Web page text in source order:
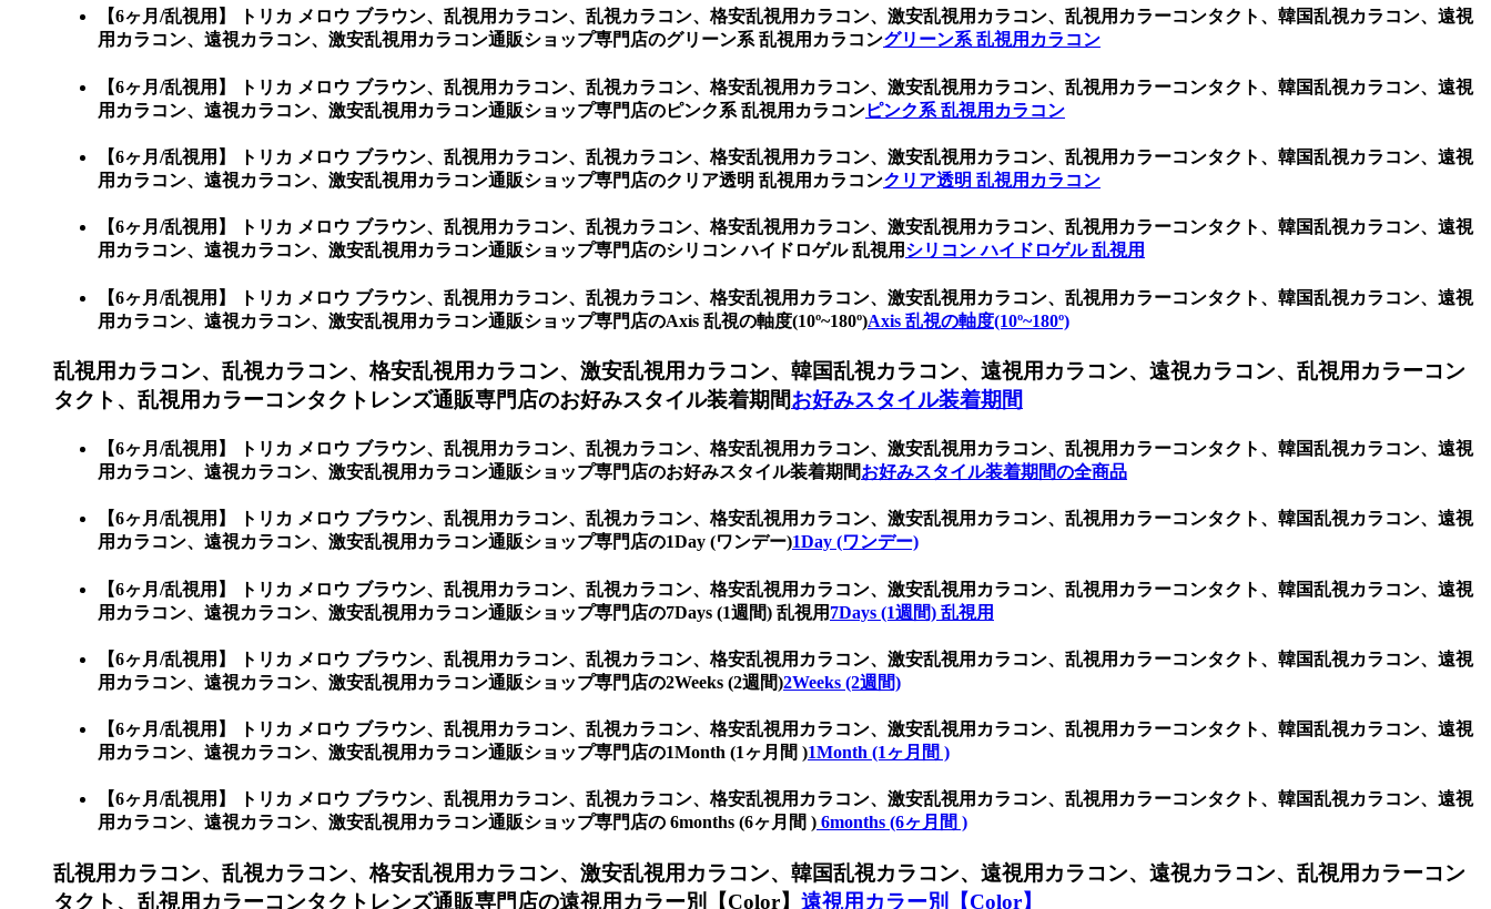
【6ヶ月/乱視用】 トリカ メロウ ブラウン、乱視用カラコン、乱視カラコン、格安乱視用カラコン、激安乱視用カラコン、乱視用カラーコンタクト、韓国乱視カラコン、遠視
用カラコン、遠視カラコン、激安乱視用カラコン通販ショップ専門店のグリーン系 乱視用カラコングリーン系 乱視用カラコン
【6ヶ月/乱視用】 トリカ メロウ ブラウン、乱視用カラコン、乱視カラコン、格安乱視用カラコン、激安乱視用カラコン、乱視用カラーコンタクト、韓国乱視カラコン、遠視
用カラコン、遠視カラコン、激安乱視用カラコン通販ショップ専門店のピンク系 乱視用カラコンピンク系 乱視用カラコン
【6ヶ月/乱視用】 トリカ メロウ ブラウン、乱視用カラコン、乱視カラコン、格安乱視用カラコン、激安乱視用カラコン、乱視用カラーコンタクト、韓国乱視カラコン、遠視
用カラコン、遠視カラコン、激安乱視用カラコン通販ショップ専門店のクリア透明 乱視用カラコンクリア透明 乱視用カラコン
【6ヶ月/乱視用】 トリカ メロウ ブラウン、乱視用カラコン、乱視カラコン、格安乱視用カラコン、激安乱視用カラコン、乱視用カラーコンタクト、韓国乱視カラコン、遠視
用カラコン、遠視カラコン、激安乱視用カラコン通販ショップ専門店のシリコン ハイドロゲル 乱視用 シリコン ハイドロゲル 乱視用
【6ヶ月/乱視用】 トリカ メロウ ブラウン、乱視用カラコン、乱視カラコン、格安乱視用カラコン、激安乱視用カラコン、乱視用カラーコンタクト、韓国乱視カラコン、遠視
用カラコン、遠視カラコン、激安乱視用カラコン通販ショップ専門店のAxis 乱視の軸度(10º~180º)Axis 乱視の軸度(10º~180º)
乱視用カラコン、乱視カラコン、格安乱視用カラコン、激安乱視用カラコン、韓国乱視カラコン、遠視用カラコン、遠視カラコン、乱視用カラーコン
タクト、乱視用カラーコンタクトレンズ通販専門店のお好みスタイル装着期間お好みスタイル装着期間
【6ヶ月/乱視用】 トリカ メロウ ブラウン、乱視用カラコン、乱視カラコン、格安乱視用カラコン、激安乱視用カラコン、乱視用カラーコンタクト、韓国乱視カラコン、遠視
用カラコン、遠視カラコン、激安乱視用カラコン通販ショップ専門店のお好みスタイル装着期間お好みスタイル装着期間の全商品
【6ヶ月/乱視用】 トリカ メロウ ブラウン、乱視用カラコン、乱視カラコン、格安乱視用カラコン、激安乱視用カラコン、乱視用カラーコンタクト、韓国乱視カラコン、遠視
用カラコン、遠視カラコン、激安乱視用カラコン通販ショップ専門店の1Day (ワンデー)1Day (ワンデー)
【6ヶ月/乱視用】 トリカ メロウ ブラウン、乱視用カラコン、乱視カラコン、格安乱視用カラコン、激安乱視用カラコン、乱視用カラーコンタクト、韓国乱視カラコン、遠視
用カラコン、遠視カラコン、激安乱視用カラコン通販ショップ専門店の7Days (1週間) 乱視用 7Days (1週間) 乱視用
【6ヶ月/乱視用】 トリカ メロウ ブラウン、乱視用カラコン、乱視カラコン、格安乱視用カラコン、激安乱視用カラコン、乱視用カラーコンタクト、韓国乱視カラコン、遠視
用カラコン、遠視カラコン、激安乱視用カラコン通販ショップ専門店の2Weeks (2週間)2Weeks (2週間)
【6ヶ月/乱視用】 トリカ メロウ ブラウン、乱視用カラコン、乱視カラコン、格安乱視用カラコン、激安乱視用カラコン、乱視用カラーコンタクト、韓国乱視カラコン、遠視
用カラコン、遠視カラコン、激安乱視用カラコン通販ショップ専門店の1Month (1ヶ月間 )1Month (1ヶ月間 )
【6ヶ月/乱視用】 トリカ メロウ ブラウン、乱視用カラコン、乱視カラコン、格安乱視用カラコン、激安乱視用カラコン、乱視用カラーコンタクト、韓国乱視カラコン、遠視
用カラコン、遠視カラコン、激安乱視用カラコン通販ショップ専門店の 6months (6ヶ月間 ) 6months (6ヶ月間 )
乱視用カラコン、乱視カラコン、格安乱視用カラコン、激安乱視用カラコン、韓国乱視カラコン、遠視用カラコン、遠視カラコン、乱視用カラーコン
タクト、乱視用カラーコンタクトレンズ通販専門店の遠視用カラー別【Color】 遠視用カラー別【Color】